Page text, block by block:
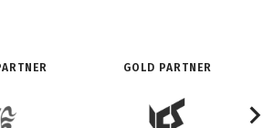
GOLD PARTNER